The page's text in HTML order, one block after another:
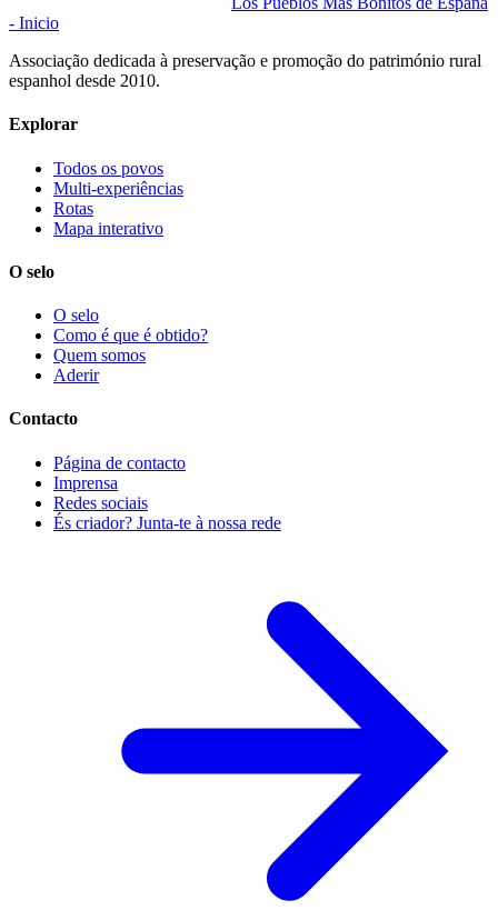
- Inicio
Associação dedicada à preservação e promoção do património rural
espanhol desde 2010.
Explorar
Todos os povos
Multi-experiências
Rotas
Mapa interativo
O selo
O selo
Como é que é obtido?
Quem somos
Aderir
Contacto
Página de contacto
Imprensa
Redes sociais
És criador? Junta-te à nossa rede